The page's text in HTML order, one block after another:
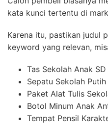
kata kunci tertentu di
Karena itu, pastikan judul
keyword yang relevan,
Tas Sekolah Anak
Sepatu Sekolah Putih
Paket Alat Tulis
Botol Minum Anak
Tempat Pensil